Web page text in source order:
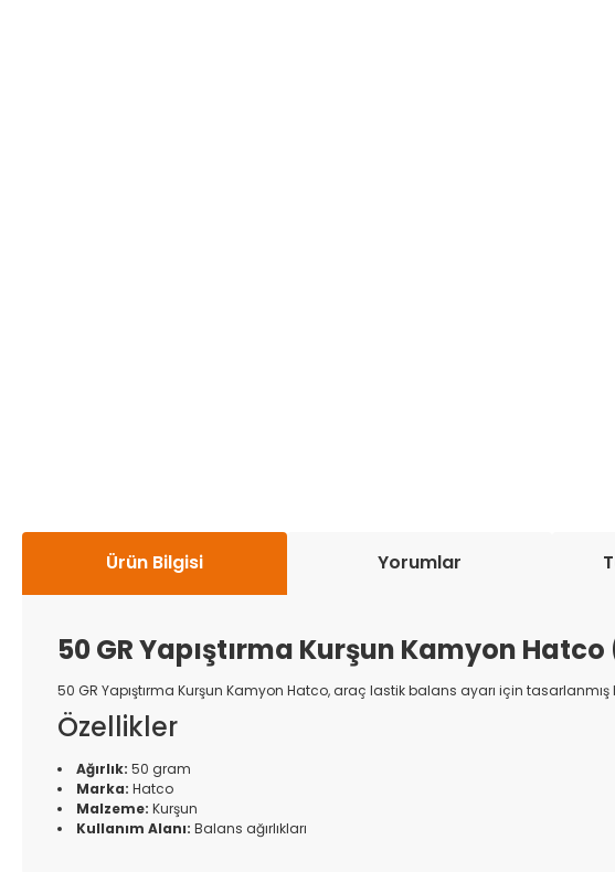
Ürün Bilgisi Yorumlar
50 GR Yapıştırma Kurşun Kamyon
50 GR Yapıştırma Kurşun Kamyon Hatco, araç lastik balans ayarı için
Özellikler
Ağırlık: 50 gram
Marka: Hatco
Malzeme: Kurşun
Kullanım Alanı: Balans ağırlıkları